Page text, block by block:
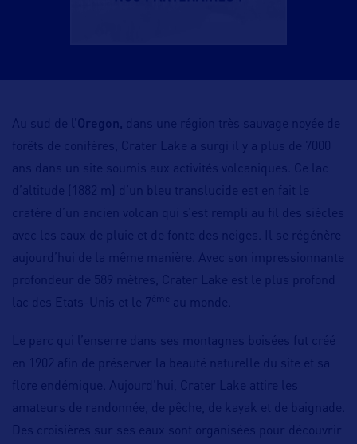
Au sud de l’Oregon, dans une région très sauvage noyée de
forêts de conifères, Crater Lake a surgi il y a plus de 7000
ans dans un site soumis aux activités volcaniques. Ce lac
d’altitude (1882 m) d’un bleu translucide est en fait le
cratère d’un ancien volcan qui s’est rempli au fil des siècles
avec les eaux de pluie et de fonte des neiges. Il se régénère
aujourd’hui de la même manière. Avec son impressionnante
profondeur de 589 mètres, Crater Lake est le plus profond
lac des Etats-Unis et le 7 ème au monde.
Le parc qui l’enserre dans ses montagnes boisées fut créé
en 1902 afin de préserver la beauté naturelle du site et sa
flore endémique. Aujourd’hui, Crater Lake attire les
amateurs de randonnée, de pêche, de kayak et de baignade.
Des croisières sur ses eaux sont organisées pour découvrir